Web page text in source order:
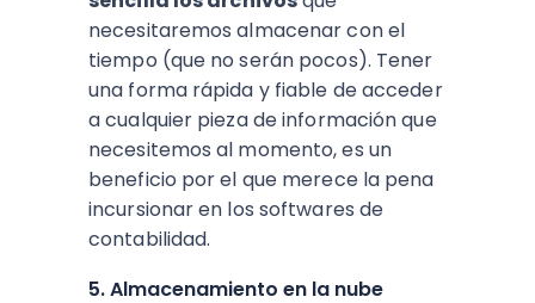
necesitaremos almacenar con el
tiempo (que no serán pocos). Tener
una forma rápida y fiable de acceder
a cualquier pieza de información que
necesitemos al momento, es un
beneficio por el que merece la pena
incursionar en los softwares de
contabilidad.
5. Almacenamiento en la nube